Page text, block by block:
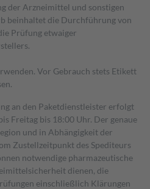
der Arzneimittel und sonstigen
beinhaltet die Durchführung von
Prüfung etwaiger
Vor Gebrauch stets Etikett
an den Paketdienstleister erfolgt
Freitag bis 18:00 Uhr. Der genaue
und in Abhängigkeit der
Zustellzeitpunkt des Spediteurs
notwendige pharmazeutische
dienen, die
einschließlich Klärungen